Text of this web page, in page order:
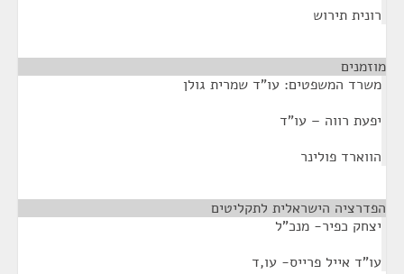
רונית תירוש
מוזמנים
משרד המשפטים: עו"ד שמרית גולן
יפעת רווה – עו"ד
הווארד פולינר
הפדרציה הישראלית לתקליטים
יצחק כפיר- מנכ"ל
עו"ד אייל פרייס- עו,ד